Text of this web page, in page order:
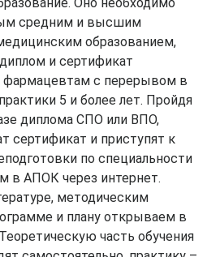
средним и высшим
образованием,
и сертификат
фармацевтам с перерывом в
5 и более лет. Пройдя
диплома СПО или ВПО,
сертификат и приступят к
по специальности
в АПОК через интернет.
методическим
и плану открываем в
часть обучения